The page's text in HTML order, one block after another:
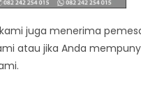
juga menerima
atau jika Anda